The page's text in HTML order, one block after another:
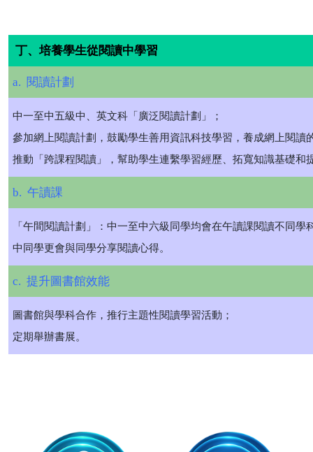
丁、培養學生從閱讀中學習
a. 閱讀計劃
中一至中五級中、英文科「廣泛閱讀計劃」；
參加網上閱讀計劃，鼓勵學生善用資訊科技學習，養成網上閱讀
推動「跨課程閱讀」，幫助學生連繫學習經歷、拓寬知識基礎和
b. 午讀課
「午間閱讀計劃」：中一至中六級同學均會在午讀課閱讀不同
中同學更會與同學分享閱讀心得。
c. 提升圖書館效能
圖書館與學科合作，推行主題性閱讀學習活動；
定期舉辦書展。